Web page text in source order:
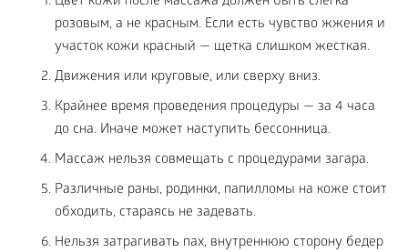
розовым, а не красным. Если есть чувство жжения и
участок кожи красный — щетка слишком жесткая.
Движения или круговые, или сверху вниз.
Крайнее время проведения процедуры — за 4 часа
до сна. Иначе может наступить бессонница.
Массаж нельзя совмещать с процедурами загара.
Различные раны, родинки, папилломы на коже стоит
обходить, стараясь не задевать.
Нельзя затрагивать пах, внутреннюю сторону бедер